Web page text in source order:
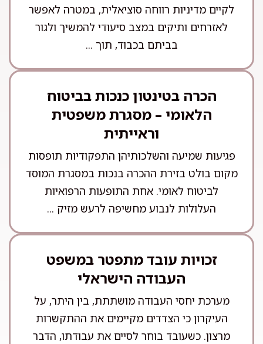
לקיים מדיניות רווחה סוציאלית, במטרה לאפשר
לאזרחים ותיקים במצב סיעודי להמשיך ולגור
בביתם בכבוד, תוך ...
הכרה בטינטון כנכות בביטוח
הלאומי – מסגרת משפטית
וראייתית
פגיעות שמיעה והשלכותיהן התפקודיות תופסות
מקום בולט בזירת ההכרה בנכות במסגרת המוסד
לביטוח לאומי. אחת התופעות הרפואיות
העלולות לנבוע מחשיפה לרעש מזיק ...
זכויות עובד מתפטר במשפט
העבודה הישראלי
מערכת יחסי העבודה מושתתת, בין היתר, על
העיקרון כי הצדדים מקיימים את ההתקשרות
מרצון. כשעובד בוחר לסיים את עבודתו, הדבר